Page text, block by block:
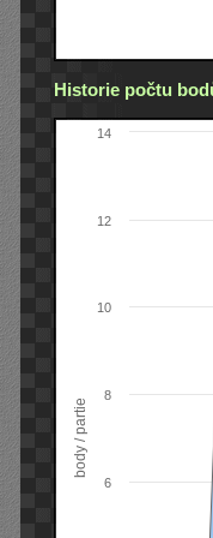
Historie počtu
body / partie
6
8
10
12
14